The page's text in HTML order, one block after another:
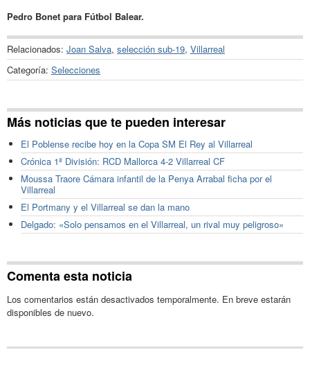
Pedro Bonet para Fútbol Balear.
Relacionados: Joan Salva, selección sub-19, Villarreal
Categoría: Selecciones
Más noticias que te pueden interesar
El Poblense recibe hoy en la Copa SM El Rey al Villarreal
Crónica 1ª División: RCD Mallorca 4-2 Villarreal CF
Moussa Traore Cámara infantil de la Penya Arrabal ficha por el
Villarreal
El Portmany y el Villarreal se dan la mano
Delgado: «Solo pensamos en el Villarreal, un rival muy peligroso»
Comenta esta noticia
Los comentarios están desactivados temporalmente. En breve estarán
disponibles de nuevo.